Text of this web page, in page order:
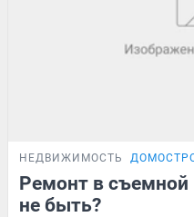
НЕДВИЖИМОСТЬ
Ремонт в съемной
не быть?